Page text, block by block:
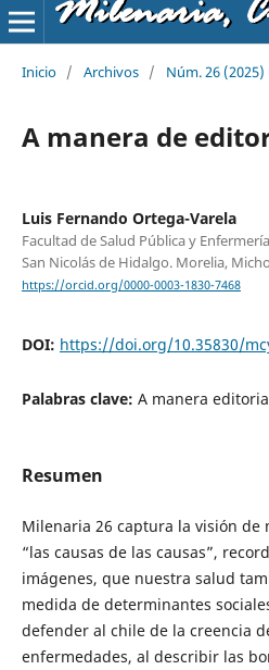
Milenaria,
Inicio / Archivos / Núm. 26 (2025)
A manera de
Luis Fernando Ortega-Varela
Facultad de Salud Pública y
San Nicolás de Hidalgo. Morelia,
https://orcid.org/0000-0003-1830-7468
DOI: https://doi.org/10.35830/
Palabras clave: A manera
Resumen
Milenaria 26 captura la visión de
“las causas de las causas”,
imágenes, que nuestra salud
medida de determinantes
defender al chile de la creencia
enfermedades, al describir las